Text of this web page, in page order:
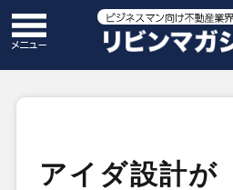
アイダ設計が